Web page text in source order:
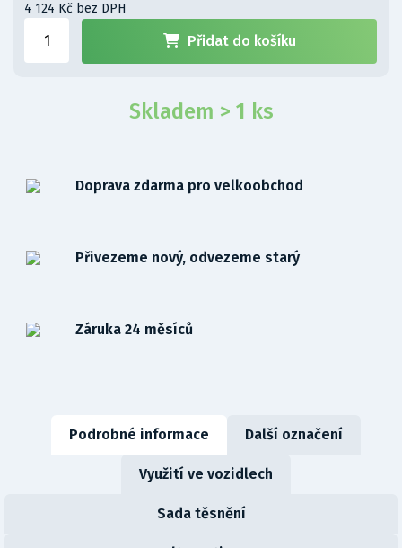
4 124 Kč bez DPH
Přidat do košíku
Skladem > 1 ks
Doprava zdarma pro velkoobchod
Přivezeme nový, odvezeme starý
Záruka 24 měsíců
Podrobné informace Další označení
Využití ve vozidlech
Sada těsnění